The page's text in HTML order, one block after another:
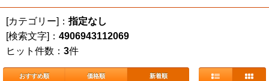
[カテゴリー]：指定なし
[検索文字]： 4906943112069
ヒット件数： 3件
おすすめ順 価格順 新着順